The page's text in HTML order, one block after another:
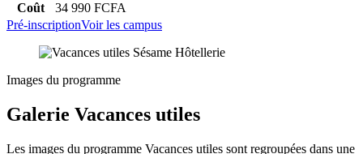
Coût
34 990 FCFA
Pré-inscriptionVoir les campus
Images du programme
Galerie Vacances utiles
Les images du programme Vacances utiles sont regroupées dans une